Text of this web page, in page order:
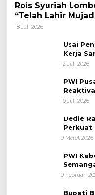
Rois Syuriah
“Telah Lahir
18 Juli 2026
Usai
Kerja
12 Juli 2026
PWI
31
10 Juli 2026
Dedie
Perkuat
Ekonomi
9 Maret 2026
PWI
Melalui
9 Februari
Bupati